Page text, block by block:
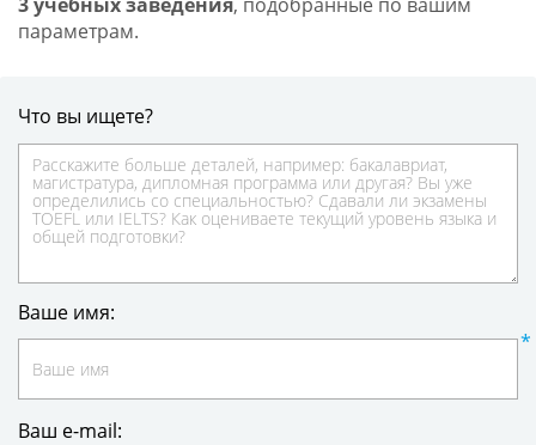
параметрам.
Что вы ищете?
Ваше имя:
Ваш e-mail: